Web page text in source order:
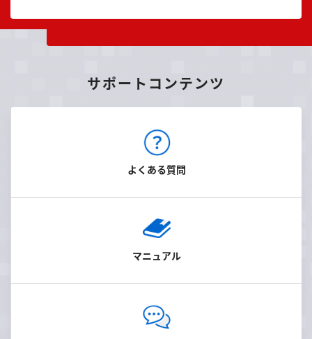
サポートコンテンツ
よくある質問
マニュアル